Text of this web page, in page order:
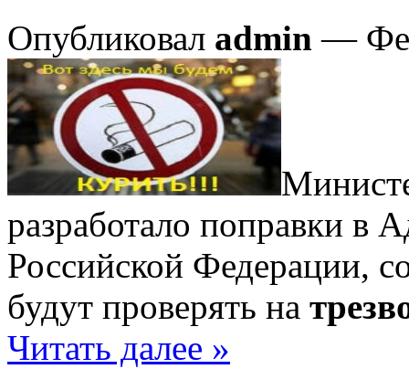
Опубликовал admin —
разработало поправки в
Российской Федерации,
будут проверять на
Читать далее »